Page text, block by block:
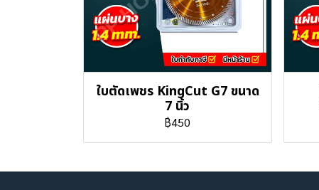
ใบตัดเพชร KingCut G7 ขนาด
7 นิ้ว
฿450